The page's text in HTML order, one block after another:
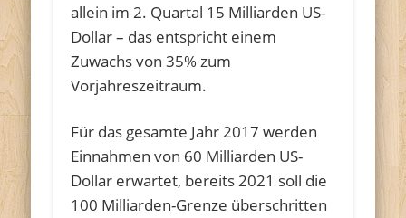
allein im 2. Quartal 15 Milliarden US-
Dollar – das entspricht einem
Zuwachs von 35% zum
Vorjahreszeitraum.
Für das gesamte Jahr 2017 werden
Einnahmen von 60 Milliarden US-
Dollar erwartet, bereits 2021 soll die
100 Milliarden-Grenze überschritten